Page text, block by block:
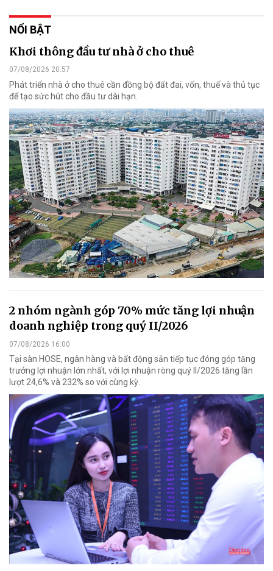
NỔI BẬT
Khơi thông đầu tư nhà ở cho thuê
07/08/2026 20:57
Phát triển nhà ở cho thuê cần đồng bộ đất đai, vốn, thuế và thủ tục
để tạo sức hút cho đầu tư dài hạn.
2 nhóm ngành góp 70% mức tăng lợi nhuận
doanh nghiệp trong quý II/2026
07/08/2026 16:00
Tại sàn HOSE, ngân hàng và bất động sản tiếp tục đóng góp tăng
trưởng lợi nhuận lớn nhất, với lợi nhuận ròng quý II/2026 tăng lần
lượt 24,6% và 232% so với cùng kỳ.